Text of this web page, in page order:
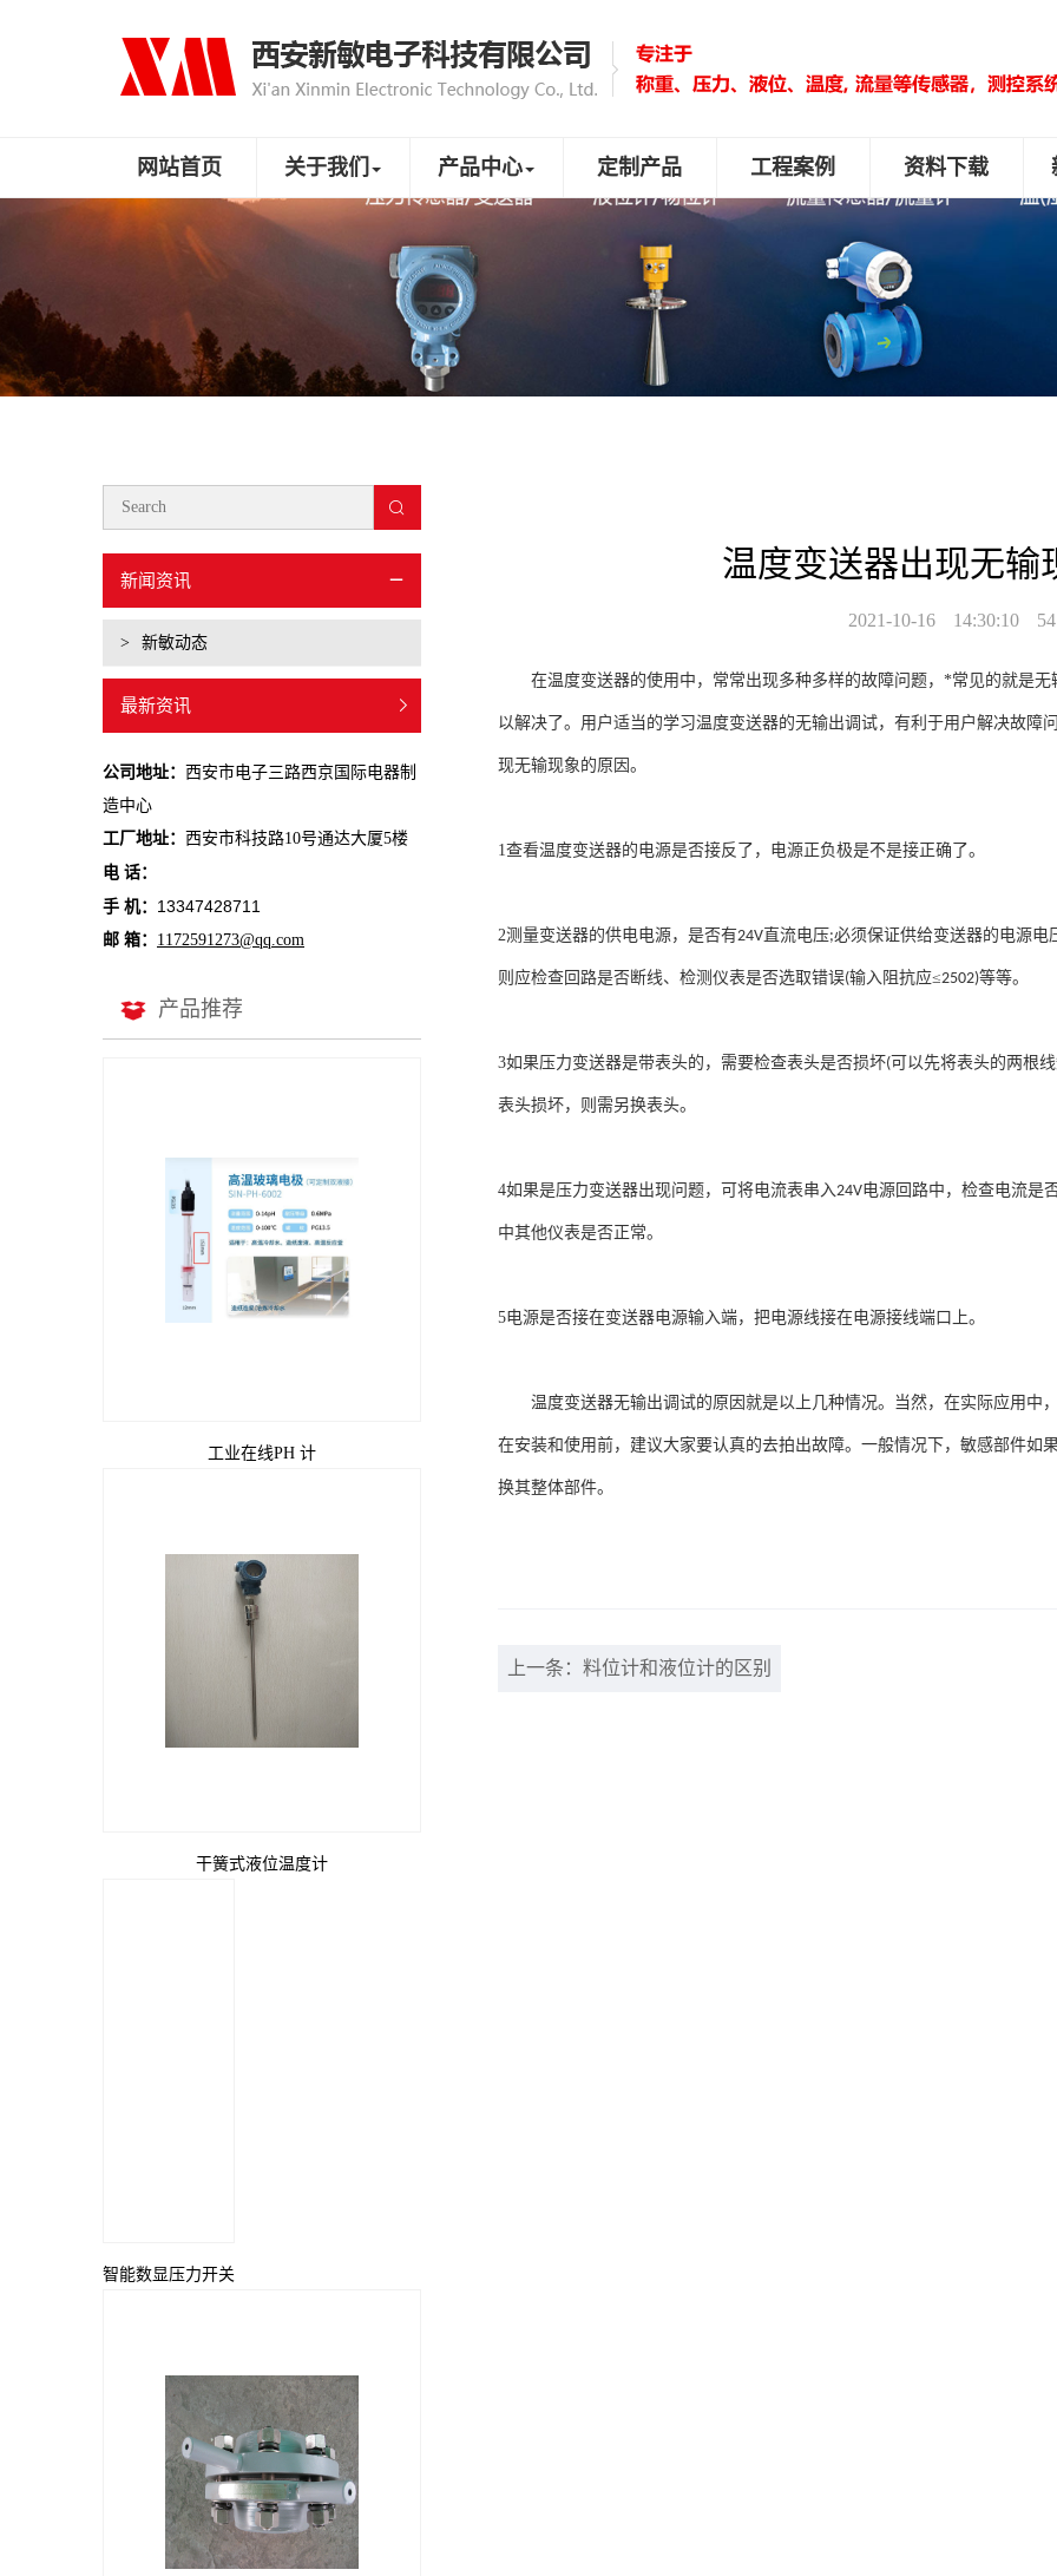
网站首页 关于我们 产品中心 定制产品 工程案例 资料下载
新闻资讯
> 新敏动态
最新资讯
公司地址： 西安市电子三路西京国际电器制
造中心
工厂地址： 西安市科技路10号通达大厦5楼
电 话：
手 机： 13347428711
邮 箱： 1172591273@qq.com
产品推荐
工业在线PH 计
干簧式液位温度计
智能数显压力开关
温度变送器出现无输
2021-10-16 14:30:10
在温度变送器的使用中，常常出现多种多样的故障问题， *常见的就是无
以解决了。用户适当的学习温度变送器的无输出调试，有利于用户解决故障
现无输现象的原因。
1查看温度变送器的电源是否接反了，电源正负极是不是接正确了。
2测量变送器的供电电源，是否有24V直流电压;必须保证供给变送器的电源电
则应检查回路是否断线、检测仪表是否选取错误(输入阻抗应≤2502)等等。
3如果压力变送器是带表头的，需要检查表头是否损坏(可以先将表头的两根
表头损坏，则需另换表头。
4如果是压力变送器出现问题，可将电流表串入24V电源回路中，检查电流是
中其他仪表是否正常。
5电源是否接在变送器电源输入端，把电源线接在电源接线端口上。
温度变送器无输出调试的原因就是以上几种情况。当然，在实际应用中
在安装和使用前，建议大家要认真的去拍出故障。一般情况下，敏感部件如
换其整体部件。
上一条：料位计和液位计的区别